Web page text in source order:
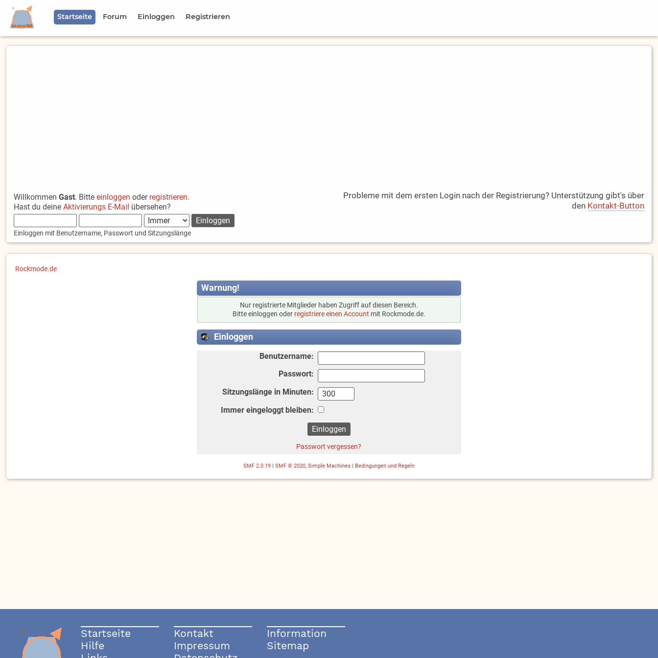
Startseite Forum Einloggen Registrieren
WillkommenGast. Bitteeinloggen oder registrieren.
Hast du deineAktivierungs E-Mail übersehen?
Einloggen mit Benutzername, Passwort und Sitzungslänge
Probleme mit dem ersten Login nach der Registrierung? Unterstützung gibt's über
den Kontakt-Button
Rockmode.de
Warnung!
Nur registrierte Mitglieder haben Zugriff auf diesen Bereich.
Bitte einloggen oder registriere einen Account mit Rockmode.de.
Einloggen
Benutzername:
Passwort:
Sitzungslänge in Minuten:
Immer eingeloggt bleiben:
Passwort vergessen?
SMF 2.0.19| SMF © 2020, Simple Machines Bedingungen und Regeln
Startseite
Hilfe
Kontakt
Impressum
Information
Sitemap